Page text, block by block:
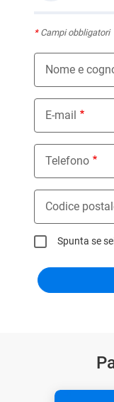
*Campi obbligatori
Nome e
E-mail
Telefono
Codice
Spunta se